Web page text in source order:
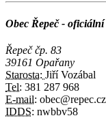
Obec Řepeč -
Řepeč čp. 83
39161 Opařany
Starosta: Jiří Vozábal
Tel: 381 287 968
E-mail: obec@repec.cz
IDDS: nwbbv58